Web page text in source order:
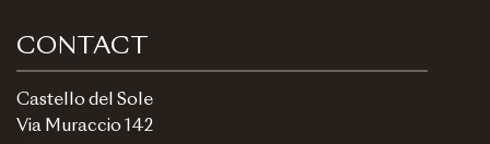
CONTACT
Castello del Sole
Via Muraccio 142